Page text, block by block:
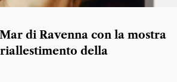
di Ravenna con la mostra
della